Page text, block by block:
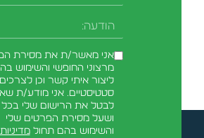
הודעה
אני מאשר/ת את מסירת
מרצוני החופשי והשימוש
ליצור איתי קשר וכן לצרכים
סטטיסטיים. אני מודע/ת
לבטל את הרישום שלי
ושעל מסירת הפרטים שלי
והשימוש בהם תחולמדיניות